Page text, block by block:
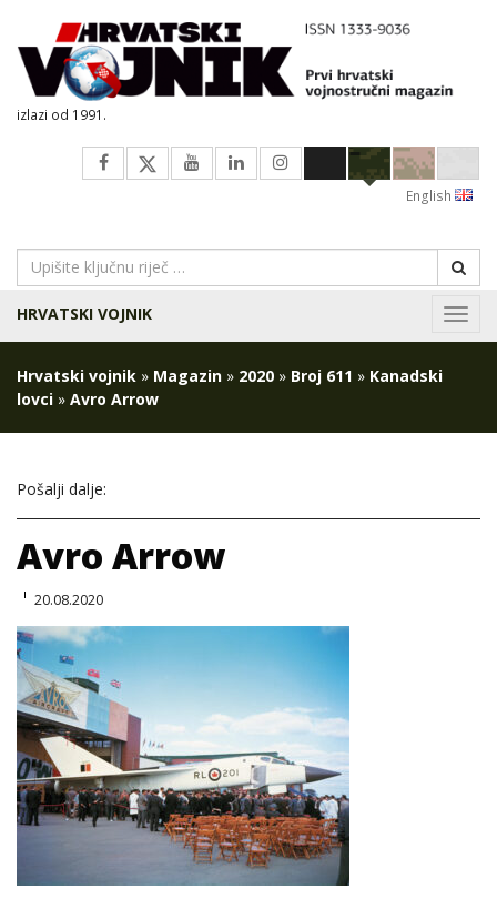
izlazi od 1991.
English
HRVATSKI VOJNIK
Hrvatski vojnik » Magazin » 2020 » Broj 611 » Kanadski
lovci » Avro Arrow
Pošalji dalje:
Avro Arrow
20.08.2020